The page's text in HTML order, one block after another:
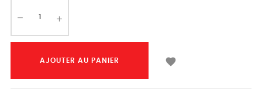
AJOUTER AU PANIER 